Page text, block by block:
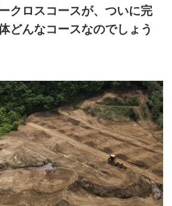
クロスコースが、ついに完
どんなコースなのでしょう